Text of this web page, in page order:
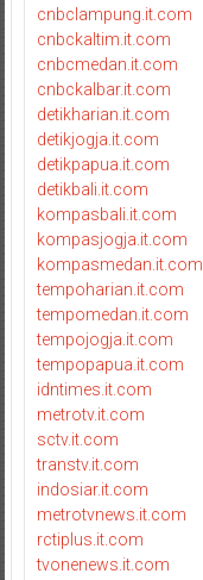
cnbclampung.it.com
cnbckaltim.it.com
cnbcmedan.it.com
cnbckalbar.it.com
detikharian.it.com
detikjogja.it.com
detikpapua.it.com
detikbali.it.com
kompasbali.it.com
kompasjogja.it.com
kompasmedan.it.com
tempoharian.it.com
tempomedan.it.com
tempojogja.it.com
tempopapua.it.com
idntimes.it.com
metrotv.it.com
sctv.it.com
transtv.it.com
indosiar.it.com
metrotvnews.it.com
rctiplus.it.com
tvonenews.it.com